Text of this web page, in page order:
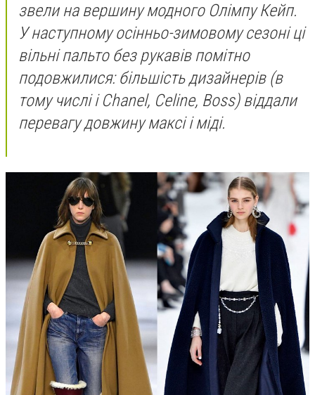
звели на вершину модного Олімпу Кейп.
У наступному осінньо-зимовому сезоні ці
вільні пальто без рукавів помітно
подовжилися: більшість дизайнерів (в
тому числі і Chanel, Celine, Boss) віддали
перевагу довжину максі і міді.